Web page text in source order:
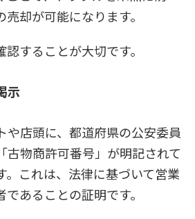
却が可能になります。
することが大切です。
示
や店頭に、都道府県の公安委員
古物商許可番号」が明記されて
。これは、法律に基づいて営業
あることの証明です。